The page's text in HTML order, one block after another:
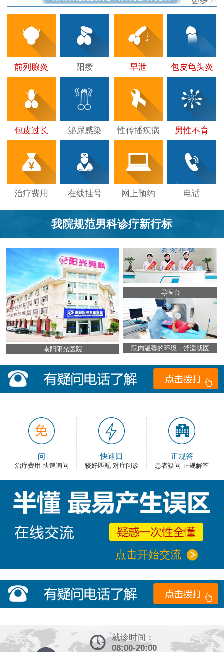
前列腺炎 阳痿 早泄 包皮龟头炎
包皮过长 泌尿感染 性传播疾病 男性不育
治疗费用 在线挂号 网上预约 电话
我院规范男科诊疗新行标
南阳阳光医院
导医台
院内温馨的环境，舒适就医
问
治疗费用 快速询问
快速回
较好匹配 对症问诊
正规答
患者疑问 正规解答
点击开始交流
就诊时间：
08:00-20:00